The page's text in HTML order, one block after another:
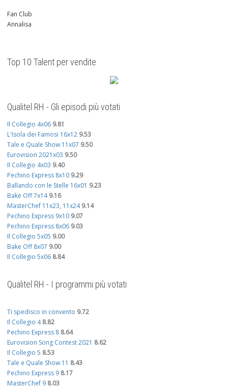
Fan Club
Annalisa
Top 10 Talent per vendite
Qualitel RH - Gli episodi più votati
Il Collegio 4x06 9.81
L'Isola dei Famosi 16x12 9.53
Tale e Quale Show 11x07 9.50
Eurovision 2021x03 9.50
Il Collegio 4x03 9.40
Pechino Express 8x10 9.29
Ballando con le Stelle 16x01 9.23
Bake Off 7x14 9.16
MasterChef 11x23, 11x24 9.14
Pechino Express 9x10 9.07
Pechino Express 8x06 9.03
Il Collegio 5x05 9.00
Bake Off 8x07 9.00
Il Collegio 5x06 8.84
Qualitel RH - I programmi più votati
Ti spedisco in convento 9.72
Il Collegio 4 8.82
Pechino Express 8 8.64
Eurovision Song Contest 2021 8.62
Il Collegio 5 8.53
Tale e Quale Show 11 8.43
Pechino Express 9 8.17
MasterChef 9 8.03